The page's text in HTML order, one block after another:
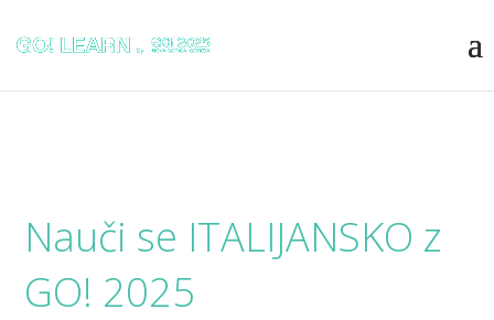
Nauči se ITALIJANSKO z
GO! 2025